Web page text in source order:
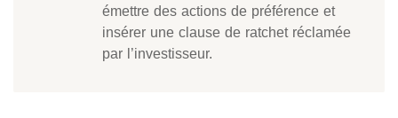
émettre des actions de préférence et
insérer une clause de ratchet réclamée
par l’investisseur.